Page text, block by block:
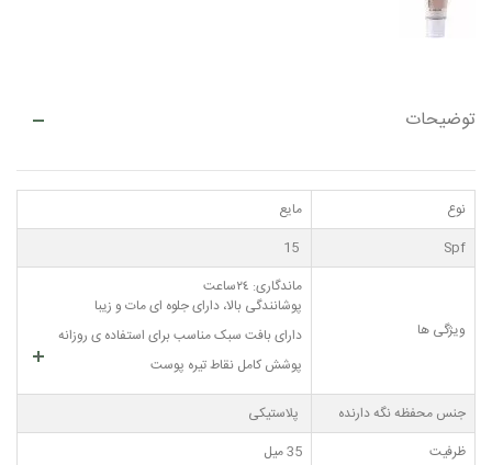
توضیحات
نوع
مایع
Spf
ویژگی ها
ماندگاری: ٢٤ساعت
پوشانندگی بالا، دارای جلوه ای مات و زیبا
دارای بافت سبک مناسب برای استفاده ی روزانه
پوشش کامل نقاط تیره پوست
جنس محفظه نگه دارنده
پلاستیکی
ظرفیت
35 میل